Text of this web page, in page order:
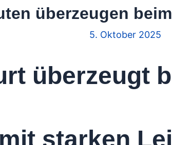
überzeugen
5. Oktober 2025
überzeugt
starken